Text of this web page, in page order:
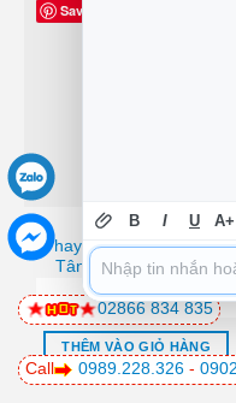
Save
RAM LAPTOP
Thay RAM Laptop Quận
Tân Phú Chính Hãng
₫150,000
THÊM VÀO GIỎ HÀNG
Call 0989.228.326 -
02866 834 835
B I U A+